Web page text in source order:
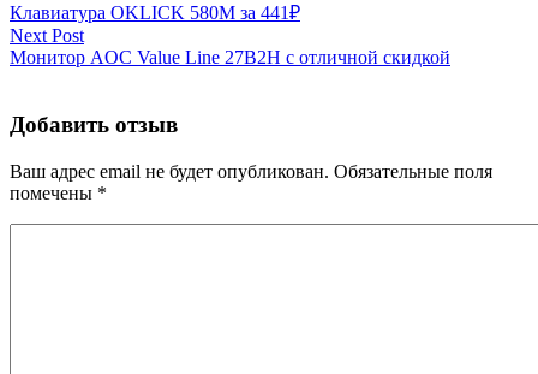
Клавиатура OKLICK 580M за 441₽
Next Post
Монитор AOC Value Line 27B2H с отличной скидкой
Добавить отзыв
Ваш адрес email не будет опубликован. Обязательные поля
помечены *